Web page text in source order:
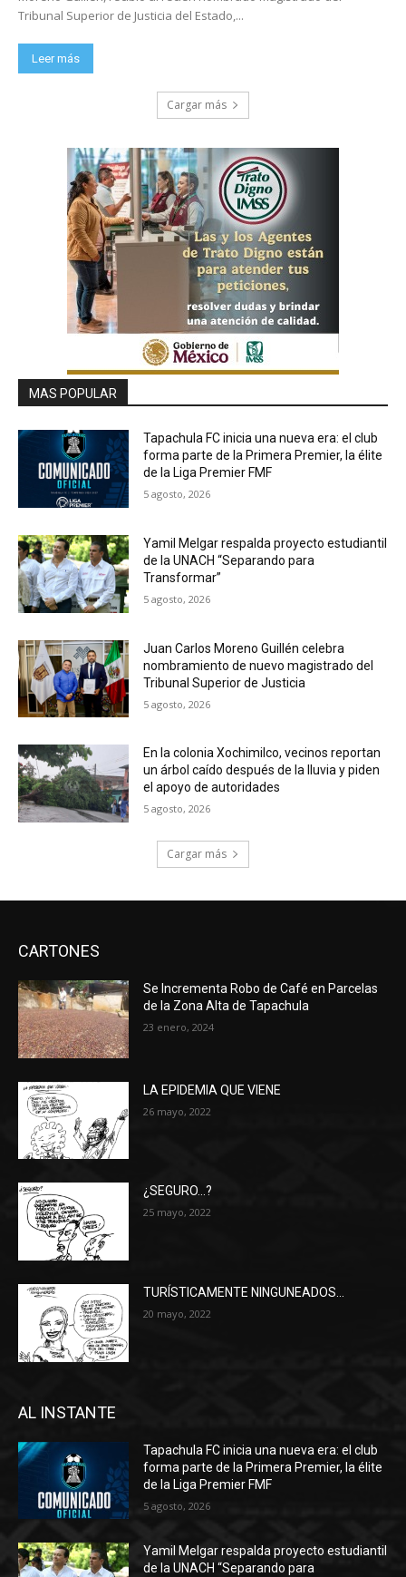
Tribunal Superior de Justicia del Estado,...
Leer más
Cargar más
MAS POPULAR
Tapachula FC inicia una nueva era: el club
forma parte de la Primera Premier, la élite
de la Liga Premier FMF
5 agosto, 2026
Yamil Melgar respalda proyecto estudiantil
de la UNACH “Separando para
Transformar”
5 agosto, 2026
Juan Carlos Moreno Guillén celebra
nombramiento de nuevo magistrado del
Tribunal Superior de Justicia
5 agosto, 2026
En la colonia Xochimilco, vecinos reportan
un árbol caído después de la lluvia y piden
el apoyo de autoridades
5 agosto, 2026
Cargar más
CARTONES
Se Incrementa Robo de Café en Parcelas
de la Zona Alta de Tapachula
23 enero, 2024
LA EPIDEMIA QUE VIENE
26 mayo, 2022
¿SEGURO…?
25 mayo, 2022
TURÍSTICAMENTE NINGUNEADOS…
20 mayo, 2022
AL INSTANTE
Tapachula FC inicia una nueva era: el club
forma parte de la Primera Premier, la élite
de la Liga Premier FMF
5 agosto, 2026
Yamil Melgar respalda proyecto estudiantil
de la UNACH “Separando para